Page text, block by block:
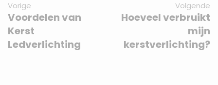
Vorige
Voordelen van
Kerst
Ledverlichting
Volgende
Hoeveel verbruikt
mijn
kerstverlichting?